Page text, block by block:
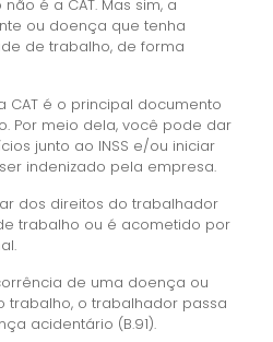
é a CAT. Mas sim, a
ou doença que tenha
de trabalho, de forma
CAT é o principal documento
Por meio dela, você pode dar
junto ao INSS e/ou iniciar
indenizado pela empresa.
dos direitos do trabalhador
trabalho ou é acometido por
de uma doença ou
trabalho, o trabalhador passa
acidentário (B.91).